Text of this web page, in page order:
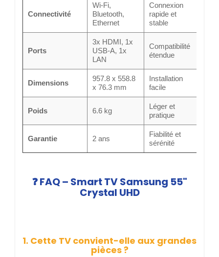
Connectivité
Wi-Fi,
Bluetooth,
Ethernet
Connexion
rapide et
stable
Ports
3x HDMI, 1x
USB-A, 1x
LAN
Compatibilité
étendue
Dimensions
957.8 x 558.8
x 76.3 mm
Installation
facile
Poids 6.6 kg
Léger et
pratique
Garantie 2 ans
Fiabilité et
sérénité
❓ FAQ – Smart TV Samsung 55"
Crystal UHD
1. Cette TV convient-elle aux grandes
pièces ?